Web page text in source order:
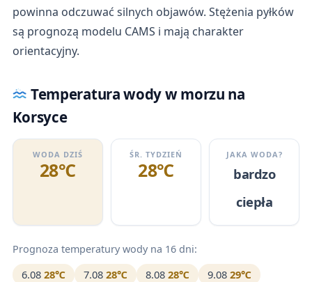
powinna odczuwać silnych objawów. Stężenia pyłków
są prognozą modelu CAMS i mają charakter
orientacyjny.
Temperatura wody w morzu na
Korsyce
WODA DZIŚ
28℃
ŚR. TYDZIEŃ
28℃
JAKA WODA?
bardzo
ciepła
Prognoza temperatury wody na 16 dni:
6.08 28℃ 7.08 28℃ 8.08 28℃ 9.08 29℃